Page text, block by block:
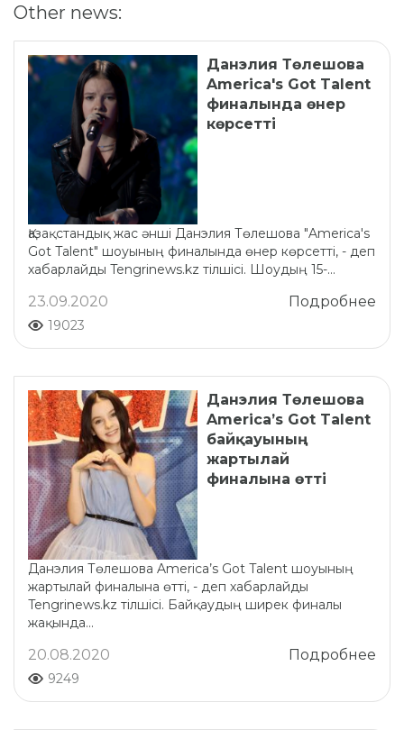
Other news:
Данэлия Төлешова
America's Got Talent
финалында өнер
көрсетті
Қазақстандық жас әнші Данэлия Төлешова "America's
Got Talent" шоуының финалында өнер көрсетті, - деп
хабарлайды Tengrinews.kz тілшісі. Шоудың 15-...
Подробнее
23.09.2020
19023
Данэлия Төлешова
America’s Got Talent
байқауының
жартылай
финалына өтті
Данэлия Төлешова America’s Got Talent шоуының
жартылай финалына өтті, - деп хабарлайды
Tengrinews.kz тілшісі. Байқаудың ширек финалы
жақында...
Подробнее
20.08.2020
9249